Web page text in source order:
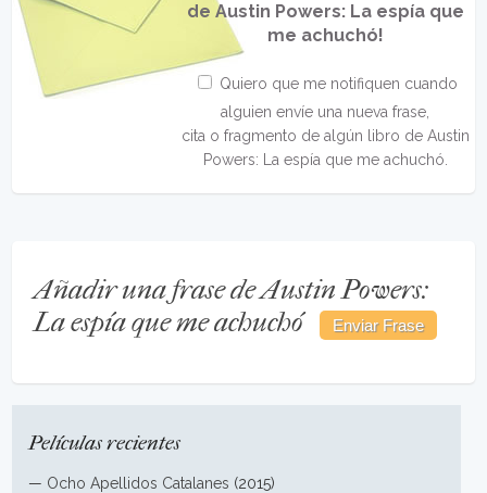
de Austin Powers: La espía que
me achuchó!
Quiero que me notifiquen cuando
alguien envíe una nueva frase,
cita o fragmento de algún libro de Austin
Powers: La espía que me achuchó.
Añadir una frase de Austin Powers:
La espía que me achuchó
Películas recientes
— Ocho Apellidos Catalanes (2015)